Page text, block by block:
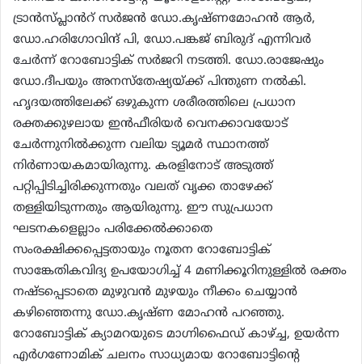
ട്രാൻസ്പ്ലാൻറ് സർജൻ ഡോ.കൃഷ്ണമോഹൻ ആർ,
ഡോ.ഹരിഗോവിന്ദ് പി, ഡോ.പങ്കജ് ബിരുദ് എന്നിവർ
ചേർന്ന് റോബോട്ടിക് സർജറി നടത്തി. ഡോ.രാജേഷും
ഡോ.ദീപയും അനസ്തേഷ്യയ്ക്ക് പിന്തുണ നൽകി.
ഹൃദയത്തിലേക്ക് ഒഴുകുന്ന ശരീരത്തിലെ പ്രധാന
രക്തക്കുഴലായ ഇൻഫീരിയർ വെനക്കാവയോട്
ചേർന്നുനിൽക്കുന്ന വലിയ ട്യൂമർ സ്ഥാനത്ത്
നിർണായകമായിരുന്നു. കരളിനോട് അടുത്ത്
പറ്റിപ്പിടിച്ചിരിക്കുന്നതും വലത് വൃക്ക താഴേക്ക്
തള്ളിയിടുന്നതും ആയിരുന്നു. ഈ സുപ്രധാന
ഘടനകളെല്ലാം പരിക്കേൽക്കാതെ
സംരക്ഷിക്കപ്പെട്ടതായും നൂതന റോബോട്ടിക്
സാങ്കേതികവിദ്യ ഉപയോഗിച്ച് 4 മണിക്കൂറിനുള്ളിൽ രക്തം
നഷ്ടപ്പെടാതെ മുഴുവൻ മുഴയും നീക്കം ചെയ്യാൻ
കഴിഞ്ഞെന്നു ഡോ.കൃഷ്ണ മോഹൻ പറഞ്ഞു.
റോബോട്ടിക് ക്യാമറയുടെ മാഗ്നിഫൈഡ് കാഴ്ച്ച, ഉയർന്ന
എർഗണോമിക് ചലനം സാധ്യമായ റോബോട്ടിന്റെ